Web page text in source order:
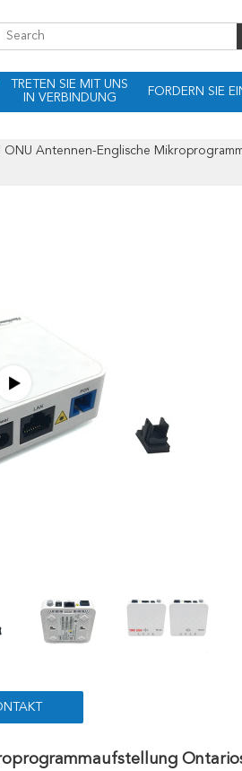
TRETEN SIE MIT UNS
IN VERBINDUNG
FORDERN SIE
ONU Antennen-Englische